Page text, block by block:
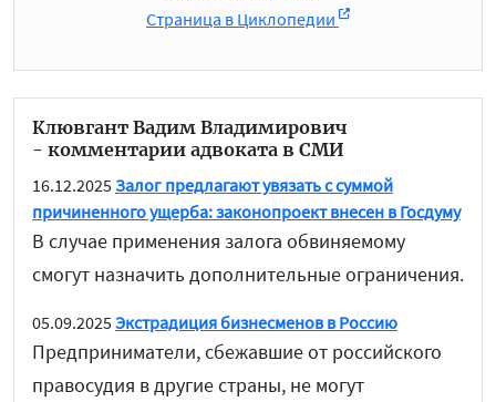
Страница в Циклопедии
Клювгант Вадим Владимирович
- комментарии адвоката в СМИ
16.12.2025Залог предлагают увязать с суммой
причиненного ущерба: законопроект внесен в Госдуму
В случае применения залога обвиняемому
смогут назначить дополнительные ограничения.
05.09.2025Экстрадиция бизнесменов в Россию
Предприниматели, сбежавшие от российского
правосудия в другие страны, не могут